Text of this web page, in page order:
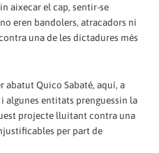
aixecar el cap, sentir-se
eren bandolers, atracadors ni
una de les dictadures més
abatut Quico Sabaté, aquí, a
algunes entitats prenguessin la
projecte lluitant contra una
per part de